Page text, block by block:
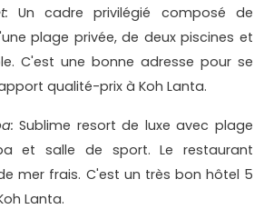
Un cadre privilégié composé de
plage privée, de deux piscines et
C'est une bonne adresse pour se
qualité-prix à Koh Lanta.
Sublime resort de luxe avec plage
et salle de sport. Le restaurant
mer frais. C'est un très bon hôtel 5
Lanta.